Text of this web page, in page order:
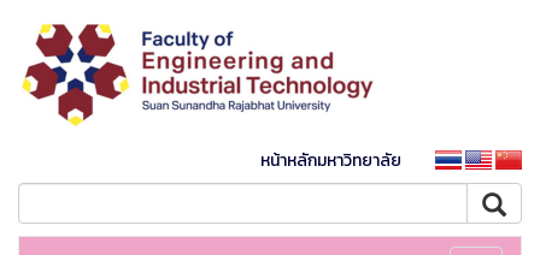
หน้าหลักมหาวิทยาลัย